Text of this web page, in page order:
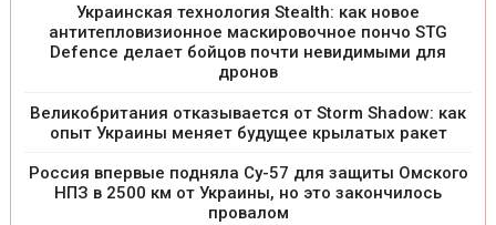
Украинская технология Stealth: как новое
антитепловизионное маскировочное пончо STG
Defence делает бойцов почти невидимыми для
дронов
Великобритания отказывается от Storm Shadow: как
опыт Украины меняет будущее крылатых ракет
Россия впервые подняла Су-57 для защиты Омского
НПЗ в 2500 км от Украины, но это закончилось
провалом